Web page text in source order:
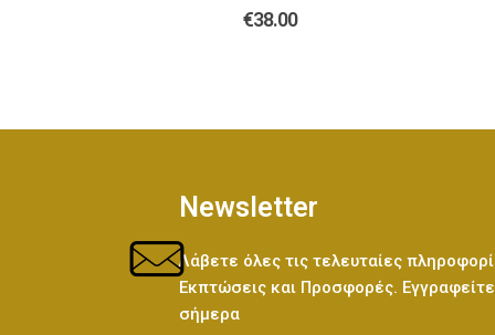
out of 5
€38.00
Newsletter
Λάβετε όλες τις τελευταίες
Εκπτώσεις και Προσφορές.
σήμερα